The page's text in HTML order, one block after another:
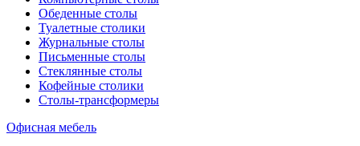
Обеденные столы
Туалетные столики
Журнальные столы
Письменные столы
Стеклянные столы
Кофейные столики
Столы-трансформеры
Офисная мебель